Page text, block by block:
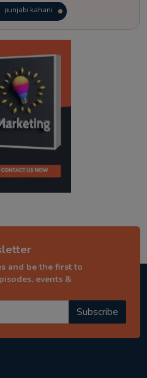
punjabi kahani
story
and be the first to
events &
Subscribe